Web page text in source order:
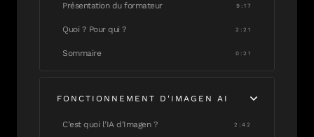
Présentation du formateur 9:17
Quoi ? Pour qui ? 2:21
Sommaire 0:21
FONCTIONNEMENT D'IMAGEN AI
C’est quoi l’IA d’Imagen ? 2:42